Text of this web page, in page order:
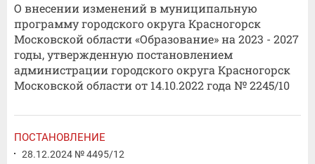
О внесении изменений в муниципальную
программу городского округа Красногорск
Московской области «Образование» на 2023 - 2027
годы, утвержденную постановлением
администрации городского округа Красногорск
Московской области от 14.10.2022 года № 2245/10
ПОСТАНОВЛЕНИЕ
28.12.2024 № 4495/12